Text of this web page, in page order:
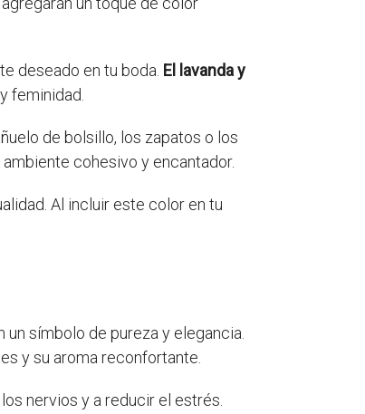
deseado en tu boda. El lavanda y
feminidad.
de bolsillo, los zapatos o los
cohesivo y encantador.
Al incluir este color en tu
símbolo de pureza y elegancia.
y su aroma reconfortante.
nervios y a reducir el estrés.